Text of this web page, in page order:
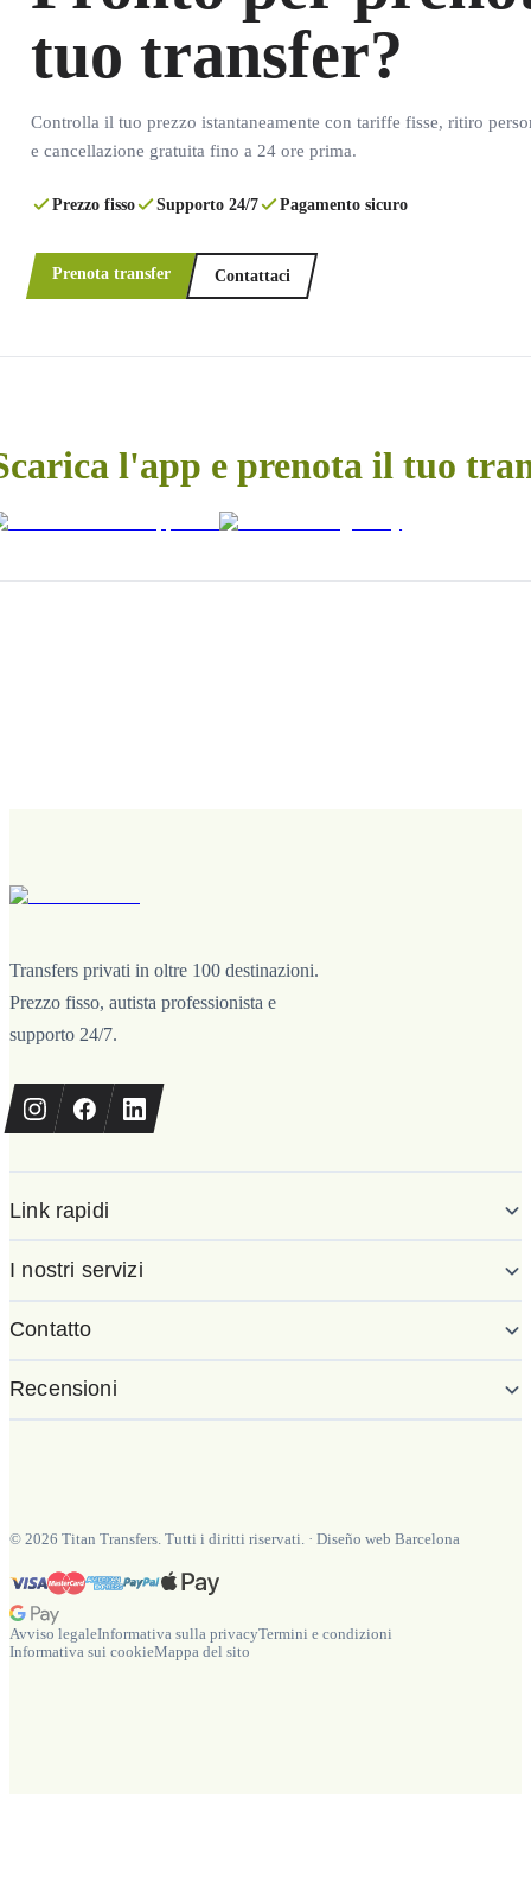
tuo transfer?
Controlla il tuo prezzo istantaneamente con tariffe fisse, ritiro
e cancellazione gratuita fino a 24 ore prima.
Prezzo fisso Supporto 24/7 Pagamento sicuro
Prenota transfer Contattaci
l'app e prenota il tuo
Transfers privati in oltre 100 destinazioni.
Prezzo fisso, autista professionista e
supporto 24/7.
Link rapidi
I nostri servizi
Contatto
Recensioni
© 2026 Titan Transfers. Tutti i diritti riservati. · Diseño web Barcelona
Avviso legaleInformativa sulla privacyTermini e condizioni
Informativa sui cookieMappa del sito